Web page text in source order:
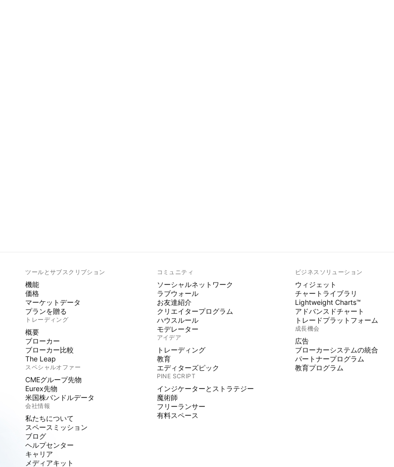
ツールとサブスクリプション
機能
価格
マーケットデータ
プランを贈る
トレーディング
概要
ブローカー
ブローカー比較
The Leap
スペシャルオファー
CMEグループ先物
Eurex先物
米国株バンドルデータ
会社情報
私たちについて
スペースミッション
ブログ
ヘルプセンター
キャリア
メディアキット
コミュニティ
ソーシャルネットワーク
ラブウォール
お友達紹介
クリエイタープログラム
ハウスルール
モデレーター
アイデア
トレーディング
教育
エディターズピック
PINE SCRIPT
インジケーターとストラテジー
魔術師
フリーランサー
有料スペース
ビジネスソリューション
ウィジェット
チャートライブラリ
Lightweight Charts™
アドバンスドチャート
トレードプラットフォーム
成長機会
広告
ブローカーシステムの統合
パートナープログラム
教育プログラム